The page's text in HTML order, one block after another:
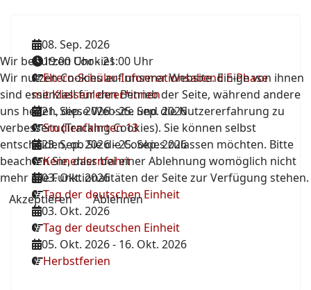
08. Sep. 2026
19:00 Uhr-21:00 Uhr
Eltern-Schüler-Informationsabend E-Phase
mit Klassenlehrer*innen
21. Sep. 2026-25. Sep. 2026
Studienfahrten 13
23. Sep. 2026-25. Sep. 2026
Kennenlernfahrt
03. Okt. 2026
Tag der deutschen Einheit
03. Okt. 2026
Tag der deutschen Einheit
05. Okt. 2026- 16. Okt. 2026
Herbstferien
Wir benutzen Cookies
Wir nutzen Cookies auf unserer Website. Einige von ihnen
sind essenziell für den Betrieb der Seite, während andere
uns helfen, diese Website und die Nutzererfahrung zu
verbessern (Tracking Cookies). Sie können selbst
entscheiden, ob Sie die Cookies zulassen möchten. Bitte
beachten Sie, dass bei einer Ablehnung womöglich nicht
mehr alle Funktionalitäten der Seite zur Verfügung stehen.
Akzeptieren
Ablehnen